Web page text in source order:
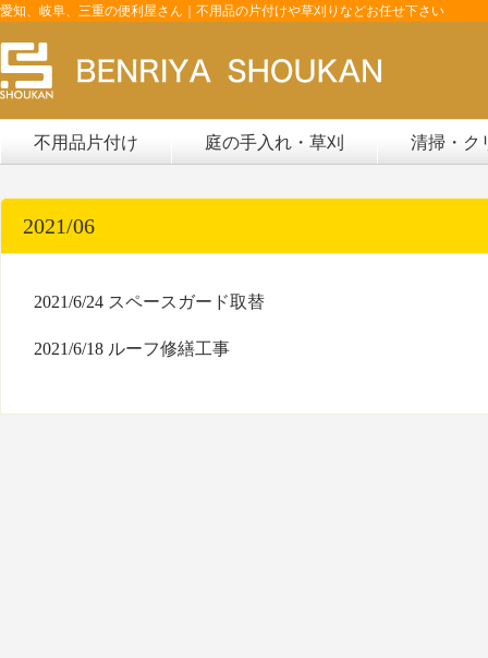
愛知、岐阜、三重の便利屋さん｜不用品の片付けや草刈りなどお任せ下さい
不用品片付け 庭の手入れ・草刈 清掃・ク
2021/06
2021/6/24 スペースガード取替
2021/6/18 ルーフ修繕工事